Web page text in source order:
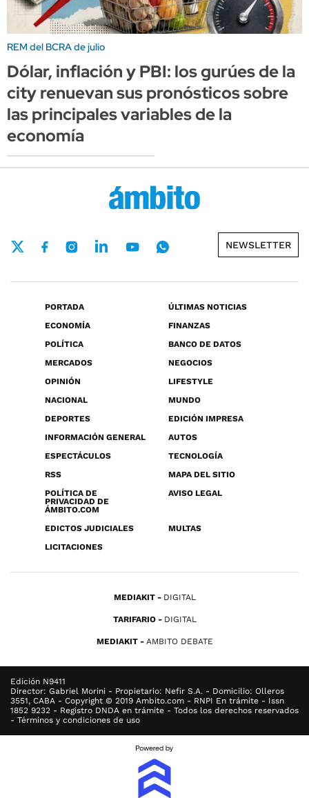
REM del BCRA de julio
Dólar, inflación y PBI: los gurúes de la
city renuevan sus pronósticos sobre
las principales variables de la
economía
NEWSLETTER
PORTADA
ÚLTIMAS NOTICIAS
ECONOMÍA
FINANZAS
POLÍTICA
BANCO DE DATOS
MERCADOS
NEGOCIOS
OPINIÓN
LIFESTYLE
NACIONAL
MUNDO
DEPORTES
EDICIÓN IMPRESA
INFORMACIÓN GENERAL
AUTOS
ESPECTÁCULOS
TECNOLOGÍA
RSS
MAPA DEL SITIO
POLÍTICA DE
PRIVACIDAD DE
ÁMBITO.COM
AVISO LEGAL
EDICTOS JUDICIALES
MULTAS
LICITACIONES
MEDIAKIT DIGITAL
TARIFARIO DIGITAL
MEDIAKIT AMBITO DEBATE
Edición N9411
Director: Gabriel Morini - Propietario: Nefir S.A. - Domicilio: Olleros
3551, CABA - Copyright © 2019 Ambito.com - RNPI En trámite - Issn
1852 9232 - Registro DNDA en trámite - Todos los derechos reservados
- Términos y condiciones de uso